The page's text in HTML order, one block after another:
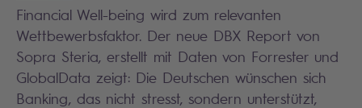
Financial Well-being wird zum relevanten
Wettbewerbsfaktor. Der neue DBX Report von
Sopra Steria, erstellt mit Daten von Forrester und
GlobalData zeigt: Die Deutschen wünschen sich
Banking, das nicht stresst, sondern unterstützt,